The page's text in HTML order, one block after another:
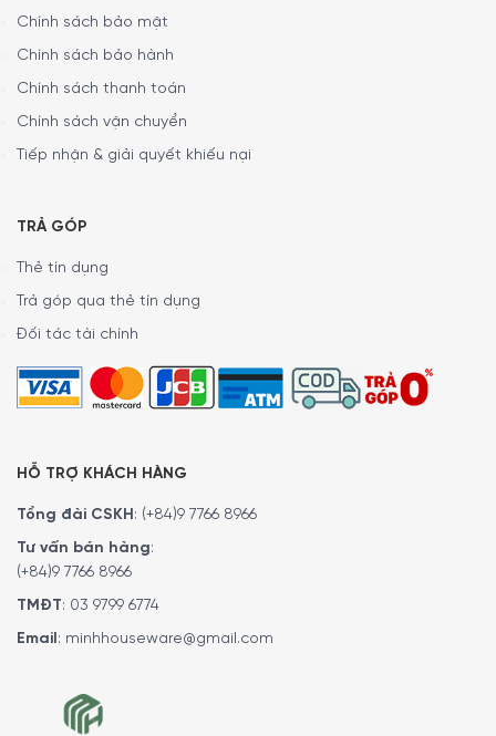
Chính sách bảo mật
Chính sách bảo hành
Chính sách thanh toán
Chính sách vận chuyển
Tiếp nhận & giải quyết khiếu nại
TRẢ GÓP
Thẻ tín dụng
Trả góp qua thẻ tín dụng
Đối tác tài chính
HỖ TRỢ KHÁCH HÀNG
Tổng đài CSKH: (+84)9 7766 8966
Tư vấn bán hàng:
(+84)9 7766 8966
TMĐT: 03 9799 6774
Email: minhhouseware@gmail.com